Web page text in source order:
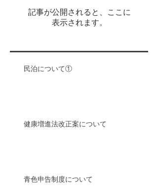
記事が公開されると、ここに
表示されます。
民泊について①
健康増進法改正案について
青色申告制度について